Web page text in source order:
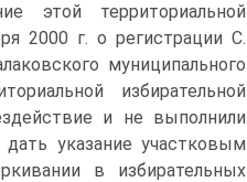
этой территориальной
2000 г. о регистрации С.
муниципального
избирательной
и не выполнили
указание участковым
в избирательных